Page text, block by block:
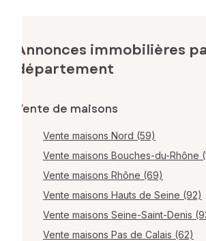
Annonces immobilières
département
Vente de maisons
Vente maisons Nord (59)
Vente maisons Bouches-du-Rhône
Vente maisons Rhône (69)
Vente maisons Hauts de Seine (92)
Vente maisons Seine-Saint-Denis
Vente maisons Pas de Calais (62)